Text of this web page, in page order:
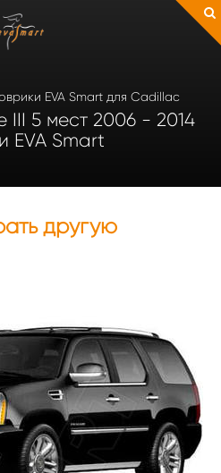
EVA Smart для Cadillac
5 мест 2006 - 2014
EVA Smart
другую